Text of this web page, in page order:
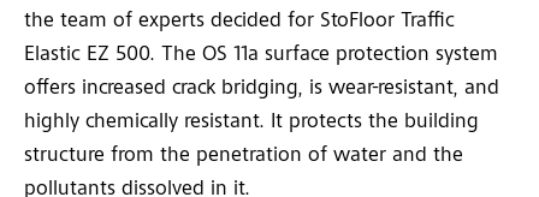
the team of experts decided for StoFloor Traffic
Elastic EZ 500. The OS 11a surface protection system
offers increased crack bridging, is wear-resistant, and
highly chemically resistant. It protects the building
structure from the penetration of water and the
pollutants dissolved in it.